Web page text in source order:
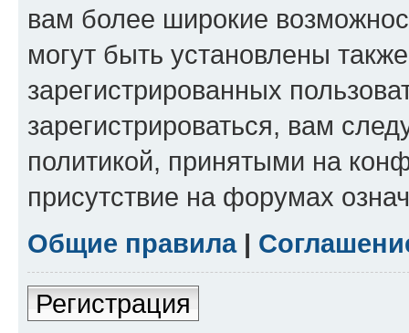
вам более широкие
могут быть установлены
зарегистрированных
зарегистрироваться, вам
политикой, принятыми на
присутствие на форумах
Общие правила|
Регистрация